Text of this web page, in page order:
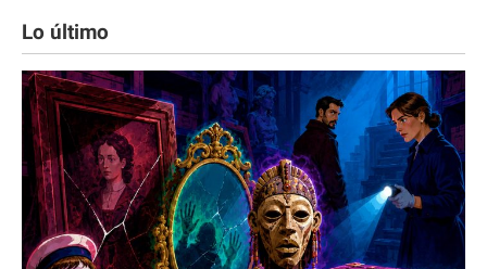
Lo último